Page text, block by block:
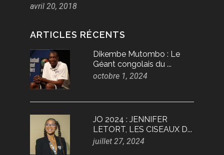
ARTICLES RÉCENTS
Dikembe Mutombo : Le
Géant congolais du ...
octobre 1, 2024
JO 2024 : JENNIFER
LETORT, LES CISEAUX D...
juillet 27, 2024
avril 20, 2018